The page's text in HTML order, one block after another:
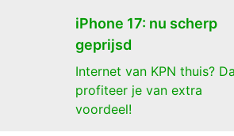
iPhone 17: nu scherp
geprijsd
Internet van KPN thuis?
profiteer je van extra
voordeel!